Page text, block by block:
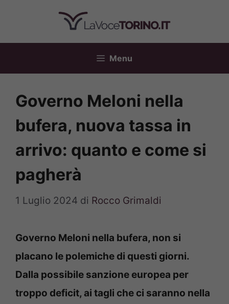
contenuto
Menu
Governo Meloni nella
bufera, nuova tassa in
arrivo: quanto e come si
pagherà
1 Luglio 2024 di Rocco Grimaldi
Governo Meloni nella bufera, non si
placano le polemiche di questi giorni.
Dalla possibile sanzione europea per
troppo deficit, ai tagli che ci saranno nella